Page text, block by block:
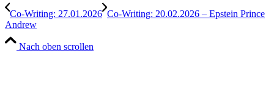
Co-Writing: 27.01.2026 Co-Writing: 20.02.2026 – Epstein Prince
Andrew
Nach oben scrollen